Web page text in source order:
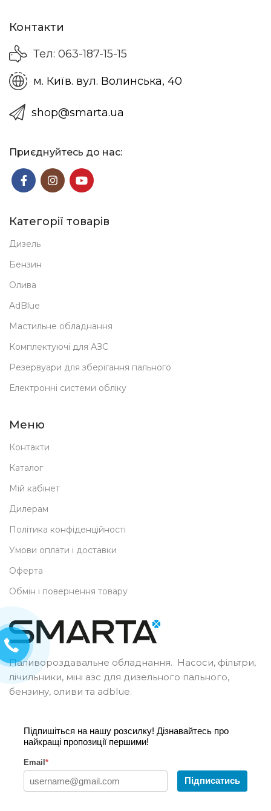
Контакти
Тел: 063-187-15-15
м. Київ. вул. Волинська, 40
shop@smarta.ua
Приєднуйтесь до нас:
Категорії товарів
Дизель
Бензин
Олива
AdBlue
Мастильне обладнання
Комплектуючі для АЗС
Резервуари для зберігання пального
Електронні системи обліку
Меню
Контакти
Каталог
Мій кабінет
Дилерам
Політика конфіденційності
Умови оплати і доставки
Оферта
Обмін і повернення товару
Паливороздавальне обладнання. Насоси, фільтри,
лічильники, міні азс для дизельного пального,
бензину, оливи та adblue.
Підпишіться на нашу розсилку! Дізнавайтесь про
найкращі пропозиції першими!
Email *
Підписатись